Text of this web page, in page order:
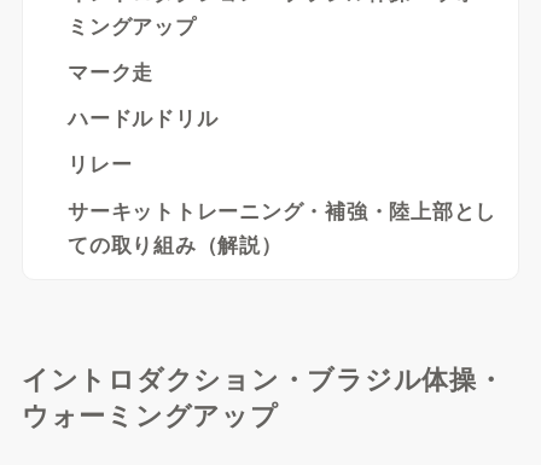
ミングアップ
マーク走
ハードルドリル
リレー
サーキットトレーニング・補強・陸上部とし
ての取り組み（解説）
イントロダクション・ブラジル体操・
ウォーミングアップ